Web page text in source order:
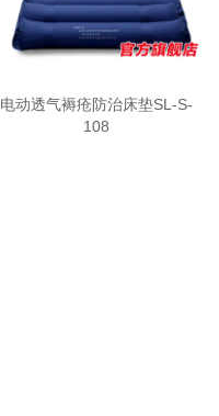
电动透气褥疮防治床垫SL-S-
108